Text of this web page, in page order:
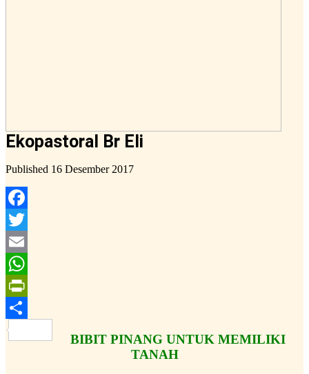
Ekopastoral Br Eli
Published 16 Desember 2017
Facebook
Twitter
Email
WhatsApp
PrintFriendly
BIBIT PINANG UNTUK MEMILIKI
TANAH